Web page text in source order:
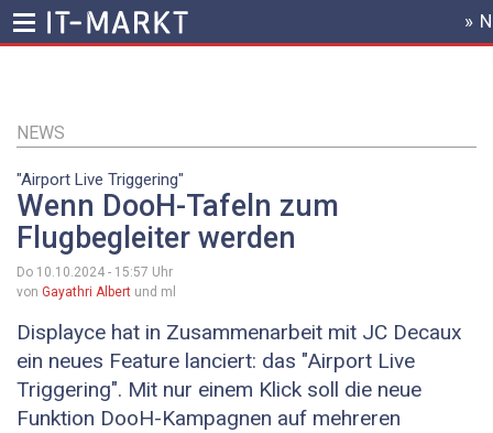
Inhalt
HEADER
MENU
»
NEWS
"Airport Live Triggering"
Wenn DooH-Tafeln zum
Flugbegleiter werden
Do 10.10.2024 - 15:57 Uhr
von Gayathri Albert und ml
Displayce hat in Zusammenarbeit mit JC Decaux
ein neues Feature lanciert: das "Airport Live
Triggering". Mit nur einem Klick soll die neue
Funktion DooH-Kampagnen auf mehreren